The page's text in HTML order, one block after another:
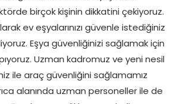
birçok kişinin dikkatini çekiyoruz.
ev eşyalarınızı güvenle istediğiniz
Eşya güvenliğinizi sağlamak için
Uzman kadromuz ve yeni nesil
ile araç güvenliğini sağlamamız
alanında uzman personeller ile de